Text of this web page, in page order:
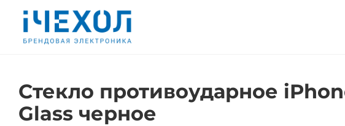
Стекло противоударное
Glass черное